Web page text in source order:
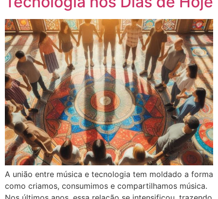
A união entre música e tecnologia tem moldado a forma
como criamos, consumimos e compartilhamos música.